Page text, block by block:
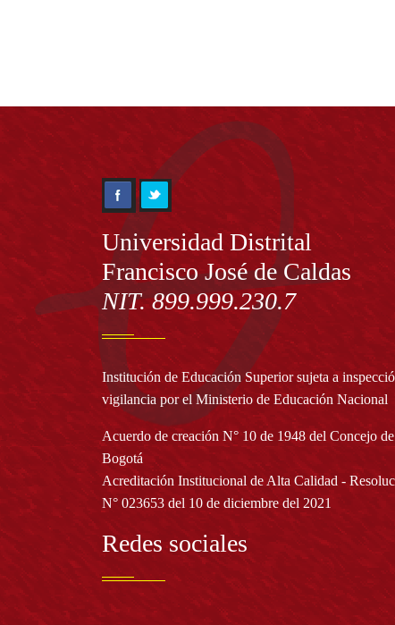
Información
Universidad Distrital
Francisco José de Caldas
NIT. 899.999.230.7
Institución de Educación Superior sujeta a
vigilancia por el Ministerio de Educación Nacional
Acuerdo de creación N° 10 de 1948 del Concejo de
Bogotá
Acreditación Institucional de Alta Calidad -
N° 023653 del 10 de diciembre del 2021
Redes sociales